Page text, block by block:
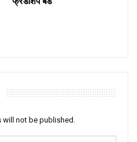
not be published.